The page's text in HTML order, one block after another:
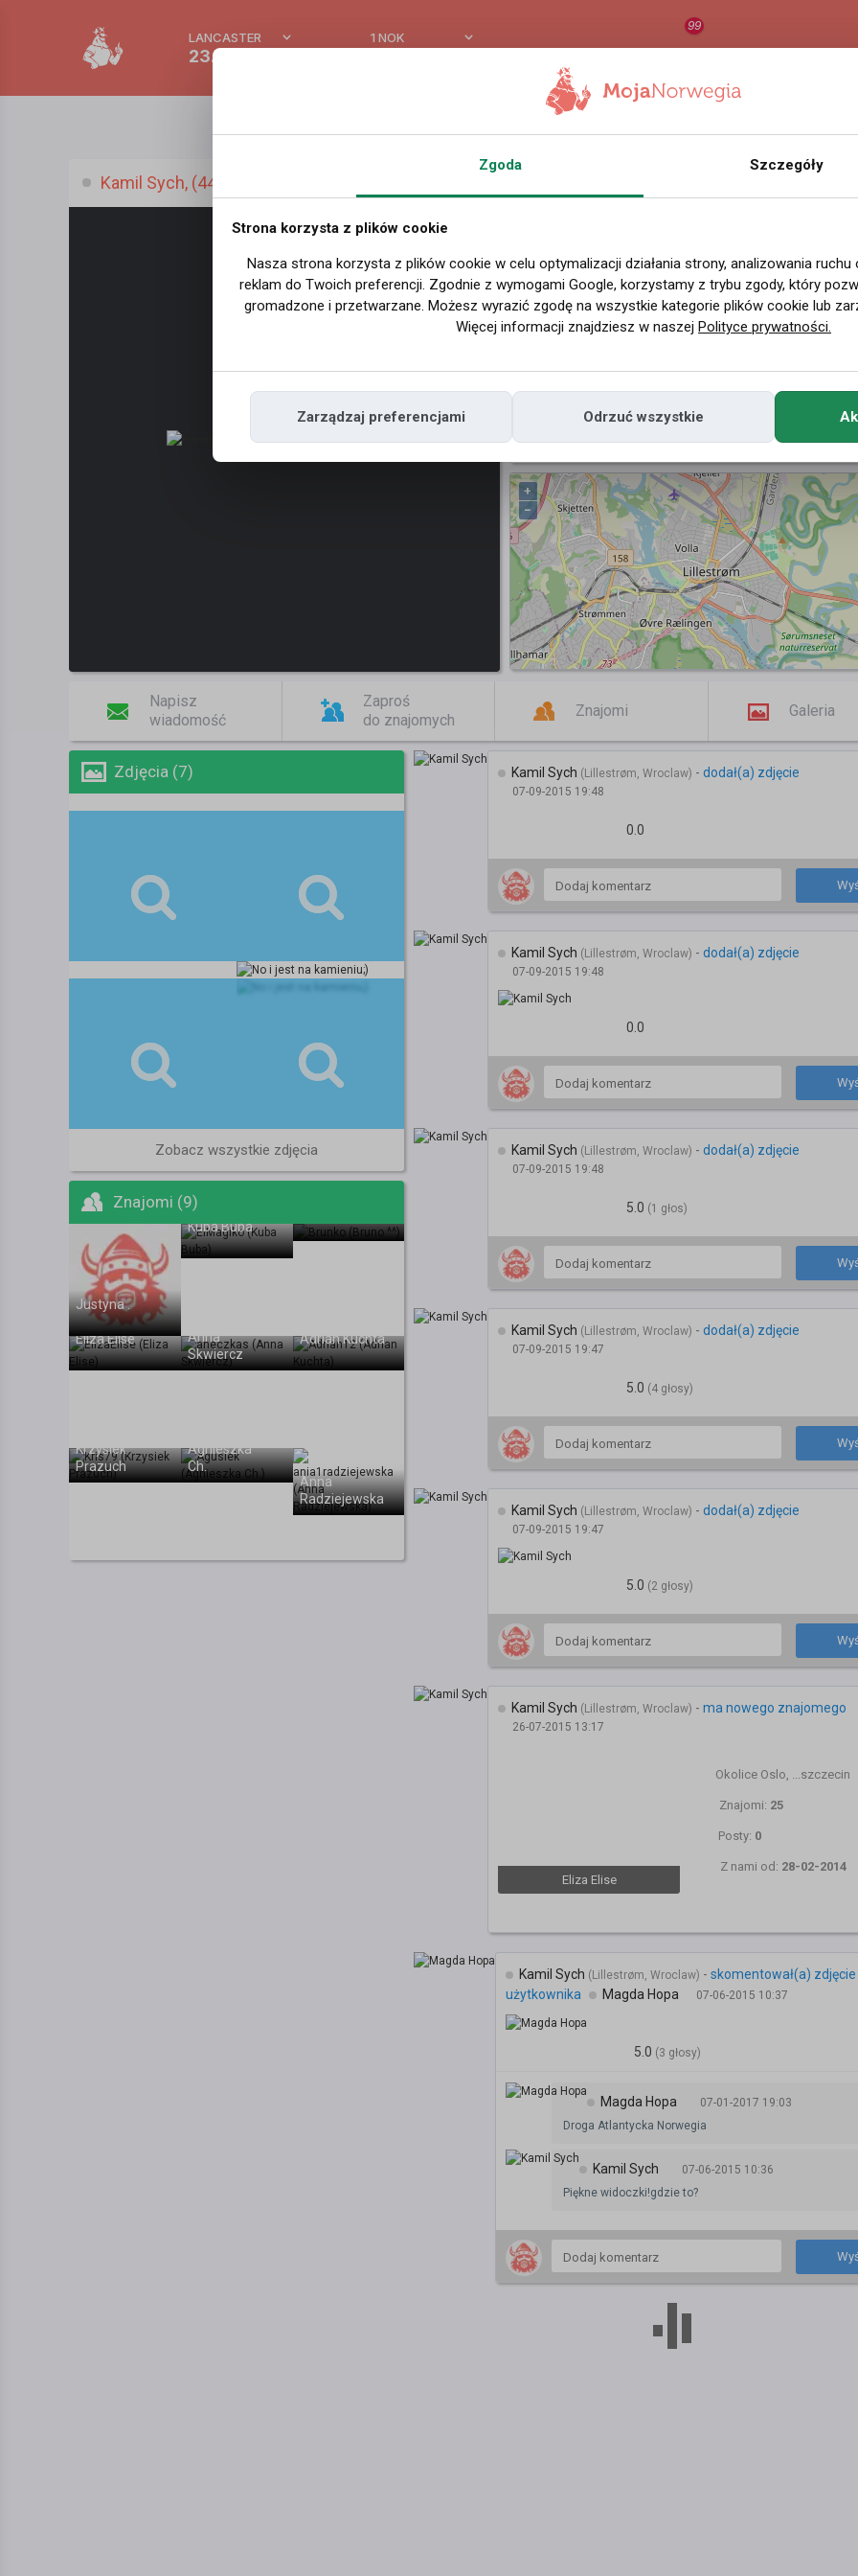
LANCASTER
23.4 °C
1 NOK
99
Kamil Sych, (44 l.)
Miejscowość
w Norwegii
Posty
+
−
Napisz
wiadomość
Zaproś
do znajomych
Znajomi Galeria
Zdjęcia (7)
Zobacz wszystkie zdjęcia
Znajomi (9)
Justyna .
Kuba Buba
Eliza Elise
Anna
Skwiercz
Adrian Kuchta
Krzysiek
Prazuch
Agnieszka
Ch.
Anna
Radziejewska
Kamil Sych (Lillestrøm, Wroclaw) - dodał(a) zdjęcie
07-09-2015 19:48
0.0
Kamil Sych (Lillestrøm, Wroclaw) - dodał(a) zdjęcie
07-09-2015 19:48
0.0
Kamil Sych (Lillestrøm, Wroclaw) - dodał(a) zdjęcie
07-09-2015 19:48
5.0 (1 głos)
Kamil Sych (Lillestrøm, Wroclaw) - dodał(a) zdjęcie
07-09-2015 19:47
5.0 (4 głosy)
Kamil Sych (Lillestrøm, Wroclaw) - dodał(a) zdjęcie
07-09-2015 19:47
5.0 (2 głosy)
Kamil Sych (Lillestrøm, Wroclaw) - ma nowego znajomego
26-07-2015 13:17
Eliza Elise
Okolice Oslo, ...szczecin
Znajomi: 25
Posty: 0
Z nami od: 28-02-2014
Kamil Sych (Lillestrøm, Wroclaw) - skomentował(a) zdjęcie
użytkownika
Magda Hopa 07-06-2015 10:37
5.0 (3 głosy)
Magda Hopa
07-01-2017 19:03
Droga Atlantycka Norwegia
Kamil Sych
07-06-2015 10:36
Piękne widoczki!gdzie to?
Zgoda Szczegóły
Strona korzysta z plików cookie
Nasza strona korzysta z plików cookie w celu optymalizacji działania strony, analizowania
reklam do Twoich preferencji. Zgodnie z wymogami Google, korzystamy z trybu zgody, który
gromadzone i przetwarzane. Możesz wyrazić zgodę na wszystkie kategorie plików cookie lub
Więcej informacji znajdziesz w naszej Polityce prywatności.
Zarządzaj preferencjami Odrzuć wszystkie